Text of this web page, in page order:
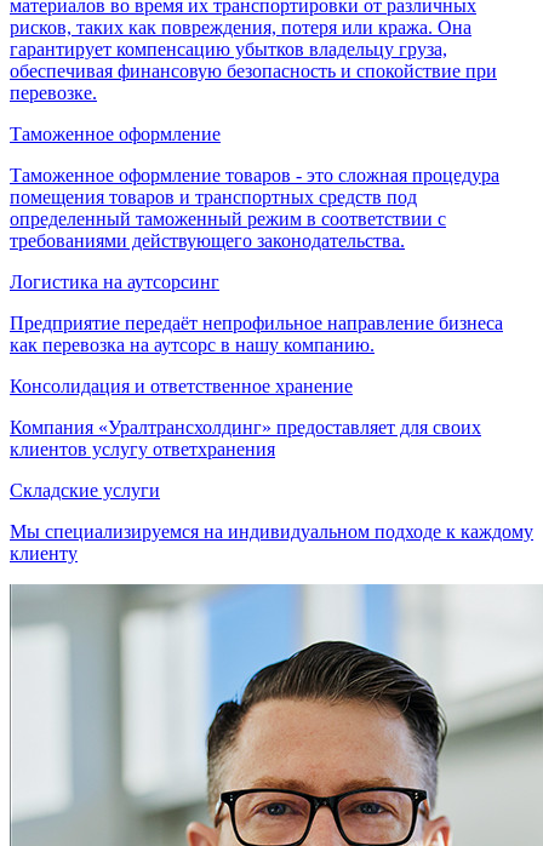
материалов во время их транспортировки от различных
рисков, таких как повреждения, потеря или кража. Она
гарантирует компенсацию убытков владельцу груза,
обеспечивая финансовую безопасность и спокойствие при
перевозке.
Таможенное оформление
Таможенное оформление товаров - это сложная процедура
помещения товаров и транспортных средств под
определенный таможенный режим в соответствии с
требованиями действующего законодательства.
Логистика на аутсорсинг
Предприятие передаёт непрофильное направление бизнеса
как перевозка на аутсорс в нашу компанию.
Консолидация и ответственное хранение
Компания «Уралтрансхолдинг» предоставляет для своих
клиентов услугу ответхранения
Складские услуги
Мы специализируемся на индивидуальном подходе к каждому
клиенту